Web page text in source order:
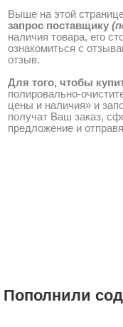
Выше на этой
запрос поставщику
наличия товара, его
ознакомиться с
отзыв.
Для того, чтобы
полировально-
цены и наличия» и
получат Ваш заказ,
предложение и
Пополнили